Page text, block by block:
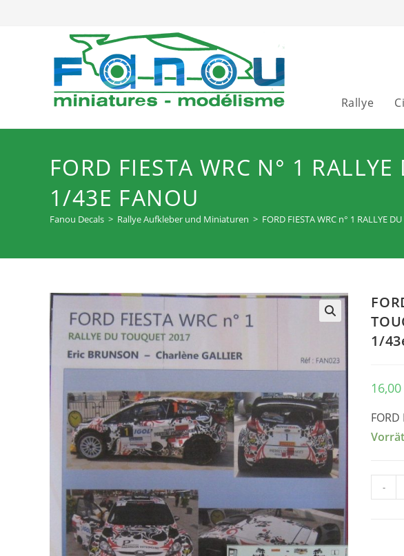
Rallye
FORD FIESTA WRC N° 1
1/43E FANOU
Fanou Decals > Rallye Aufkleber und Miniaturen > FORD FIESTA WRC n° 1 RALLYE
1/
FORD
FIESTA
-